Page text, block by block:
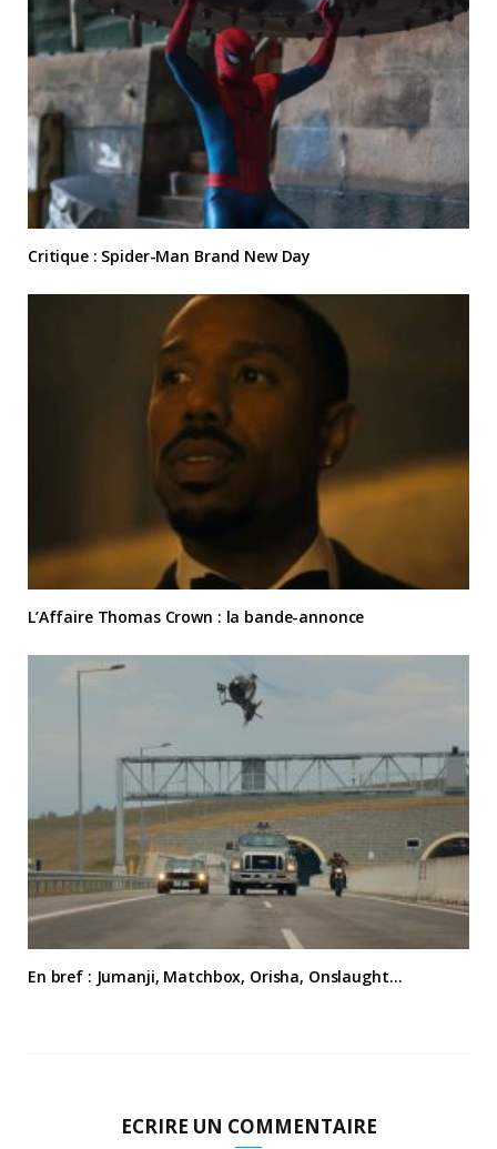
Critique : Spider-Man Brand New Day
L’Affaire Thomas Crown : la bande-annonce
En bref : Jumanji, Matchbox, Orisha, Onslaught…
ECRIRE UN COMMENTAIRE